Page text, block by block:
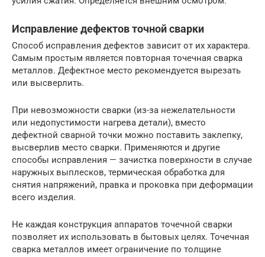
Исправление дефектов точной сварки
Способ исправления дефектов зависит от их характера.
Самым простым является повторная точечная сварка
металлов. Дефектное место рекомендуется вырезать
или высверлить.
При невозможности сварки (из-за нежелательности
или недопустимости нагрева детали), вместо
дефектной сварной точки можно поставить заклепку,
высверлив место сварки. Применяются и другие
способы исправления — зачистка поверхности в случае
наружных выплесков, термическая обработка для
снятия напряжений, правка и проковка при деформации
всего изделия.
Не каждая конструкция аппаратов точечной сварки
позволяет их использовать в бытовых целях. Точечная
сварка металлов имеет ограничение по толщине